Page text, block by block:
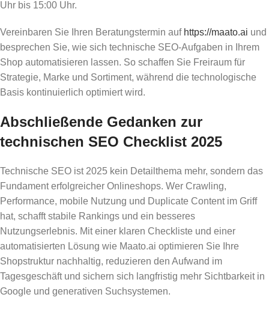
Uhr bis 15:00 Uhr.
Vereinbaren Sie Ihren Beratungstermin auf https://maato.ai und
besprechen Sie, wie sich technische SEO-Aufgaben in Ihrem
Shop automatisieren lassen. So schaffen Sie Freiraum für
Strategie, Marke und Sortiment, während die technologische
Basis kontinuierlich optimiert wird.
Abschließende Gedanken zur
technischen SEO Checklist 2025
Technische SEO ist 2025 kein Detailthema mehr, sondern das
Fundament erfolgreicher Onlineshops. Wer Crawling,
Performance, mobile Nutzung und Duplicate Content im Griff
hat, schafft stabile Rankings und ein besseres
Nutzungserlebnis. Mit einer klaren Checkliste und einer
automatisierten Lösung wie Maato.ai optimieren Sie Ihre
Shopstruktur nachhaltig, reduzieren den Aufwand im
Tagesgeschäft und sichern sich langfristig mehr Sichtbarkeit in
Google und generativen Suchsystemen.